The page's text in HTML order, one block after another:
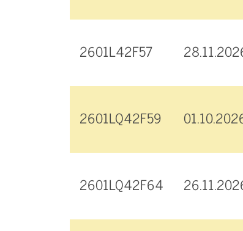
2601L42F57
2601LQ42F59
2601LQ42F64